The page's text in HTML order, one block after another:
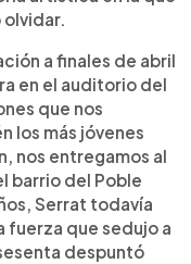
olvidar.
a finales de abril
en el auditorio del
que nos
los más jóvenes
nos entregamos al
barrio del Poble
Serrat todavía
fuerza que sedujo a
despuntó